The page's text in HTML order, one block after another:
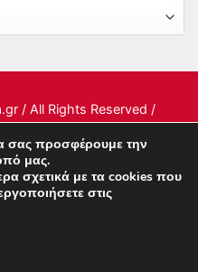
/ All Rights Reserved /
σας προσφέρουμε την
μας.
σχετικά με τα cookies που
στις
you a better browsing
you agree to our